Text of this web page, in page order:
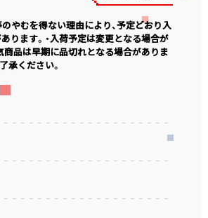
のやむを得ない理由により、予定どおり入
ります。・入荷予定は変更となる場合が
商品は早期に品切れとなる場合がありま
承ください。